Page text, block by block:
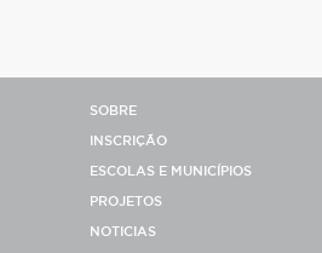
SOBRE
INSCRIÇÃO
ESCOLAS E MUNICÍPIOS
PROJETOS
NOTICIAS